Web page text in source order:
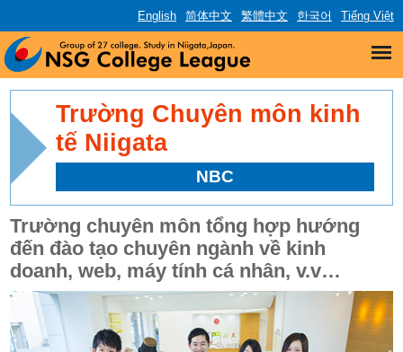
English 简体中文 繁體中文 한국어 Tiếng Việt
Trường Chuyên môn kinh
tế Niigata
NBC
Trường chuyên môn tổng hợp hướng
đến đào tạo chuyên ngành về kinh
doanh, web, máy tính cá nhân, v.v…